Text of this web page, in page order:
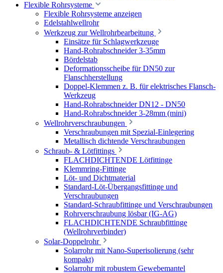
Flexible Rohrsysteme
Flexible Rohrsysteme anzeigen
Edelstahlwellrohr
Werkzeug zur Wellrohrbearbeitung
Einsätze für Schlagwerkzeuge
Hand-Rohrabschneider 3-35mm
Bördelstab
Deformationsscheibe für DN50 zur
Flanschherstellung
Doppel-Klemmen z. B. für elektrisches Flansch-
Werkzeug
Hand-Rohrabschneider DN12 - DN50
Hand-Rohrabschneider 3-28mm (mini)
Wellrohrverschraubungen
Verschraubungen mit Spezial-Einlegering
Metallisch dichtende Verschraubungen
Schraub- & Lötfittings
FLACHDICHTENDE Lötfittinge
Klemmring-Fittinge
Löt- und Dichtmaterial
Standard-Löt-Übergangsfittinge und
Verschraubungen
Standard-Schraubfittinge und Verschraubungen
Rohrverschraubung lösbar (IG-AG)
FLACHDICHTENDE Schraubfittinge
(Wellrohrverbinder)
Solar-Doppelrohr
Solarrohr mit Nano-Superisolierung (sehr
kompakt)
Solarrohr mit robustem Gewebemantel